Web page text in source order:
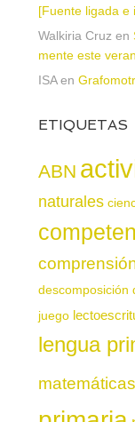
[Fuente ligada e
Walkiria Cruz en
mente este
ISAen
ETIQUETAS
ABN
naturales
descomposición
juego
lengua
matemáticas